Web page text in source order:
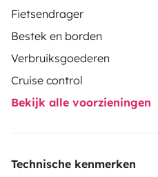
Fietsendrager
Bestek en borden
Verbruiksgoederen
Cruise control
Bekijk alle voorzieningen
Technische kenmerken